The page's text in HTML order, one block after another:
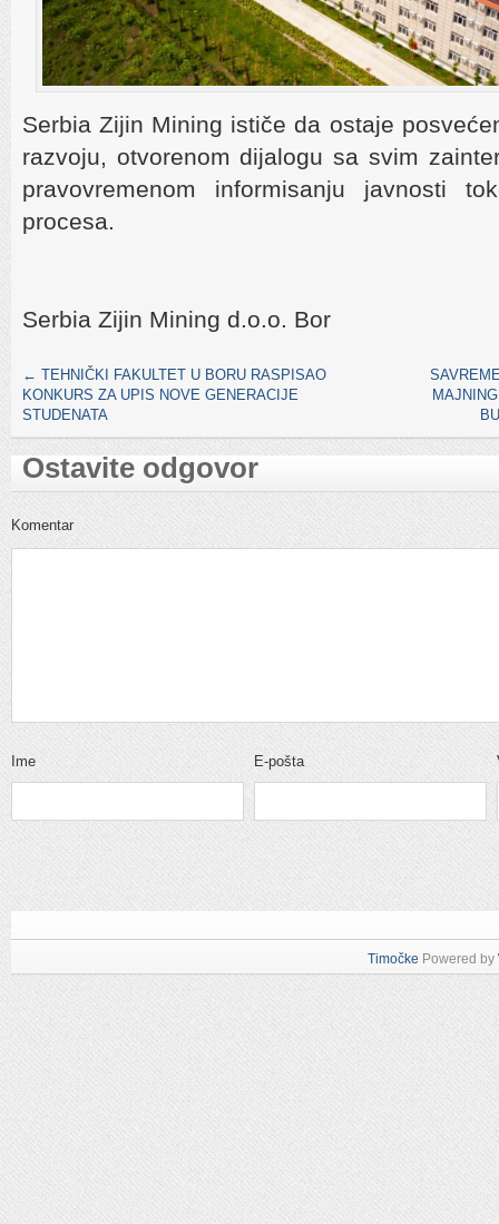
Serbia Zijin Mining ističe da ostaje
razvoju, otvorenom dijalogu sa svim
pravovremenom informisanju javnosti
procesa.
Serbia Zijin Mining d.o.o. Bor
← TEHNIČKI FAKULTET U BORU RASPISAO
KONKURS ZA UPIS NOVE GENERACIJE
STUDENATA
Ostavite odgovor
Komentar
Ime E-pošta
Timočke Powered by